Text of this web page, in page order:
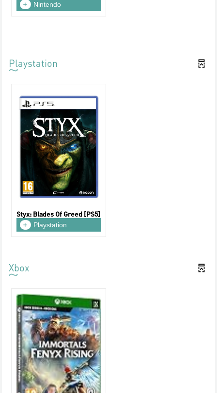
Nintendo
Playstation
Styx: Blades Of Greed [PS5]
Playstation
Xbox